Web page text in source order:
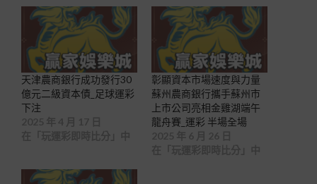
天津農商銀行成功發行30
億元二級資本債_足球運彩
下注
彰顯資本市場速度與力量
蘇州農商銀行攜手蘇州市
上市公司亮相金雞湖端午
龍舟賽_運彩 半場全場